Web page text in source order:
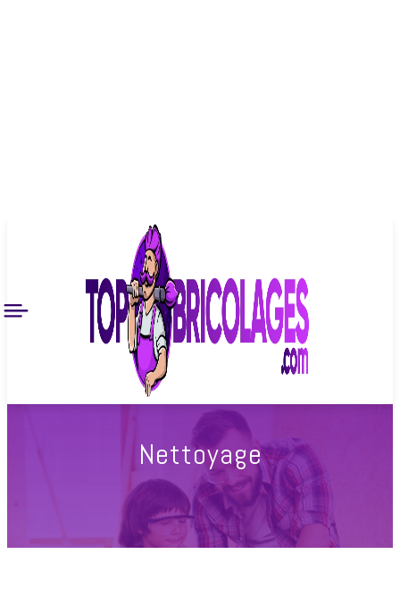
Nettoyage
Accueil Nettoyage
DESTOP LAISSÉ TROP LONGTEMPS : QUE FAIRE ? ANGLE